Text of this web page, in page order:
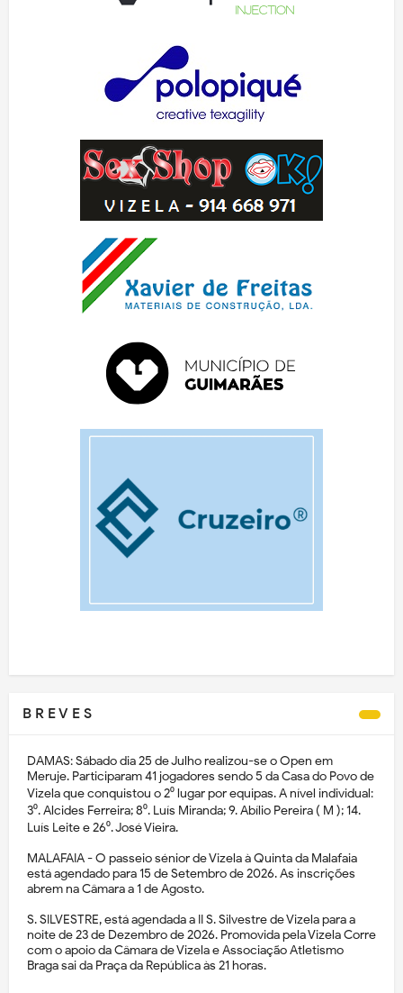
B R E V E S
DAMAS: Sábado dia 25 de Julho realizou-se o Open em
Meruje. Participaram 41 jogadores sendo 5 da Casa do Povo de
Vizela que conquistou o 2⁰ lugar por equipas. A nível individual:
3⁰. Alcides Ferreira; 8⁰. Luís Miranda; 9. Abílio Pereira ( M ); 14.
Luís Leite e 26⁰. José Vieira.
MALAFAIA - O passeio sénior de Vizela à Quinta da Malafaia
está agendado para 15 de Setembro de 2026. As inscrições
abrem na Câmara a 1 de Agosto.
S. SILVESTRE, está agendada a II S. Silvestre de Vizela para a
noite de 23 de Dezembro de 2026. Promovida pela Vizela Corre
com o apoio da Câmara de Vizela e Associação Atletismo
Braga sai da Praça da República às 21 horas.